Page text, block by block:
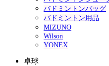
バドミントンバッグ
バドミントン用品
MIZUNO
Wilson
YONEX
卓球